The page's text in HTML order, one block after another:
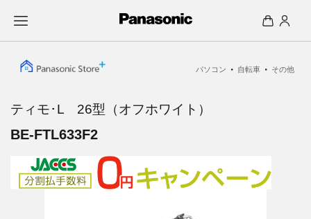
パソコン ・ 自転車 ・ その他
ティモ･L 26型（オフホワイト）
BE-FTL633F2